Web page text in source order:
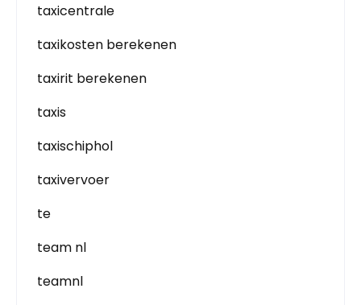
taxicentrale
taxikosten berekenen
taxirit berekenen
taxis
taxischiphol
taxivervoer
te
team nl
teamnl